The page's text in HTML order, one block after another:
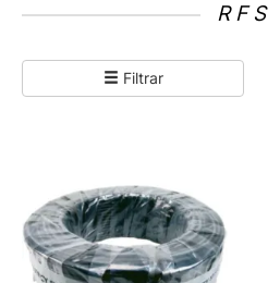
RFS
Filtrar